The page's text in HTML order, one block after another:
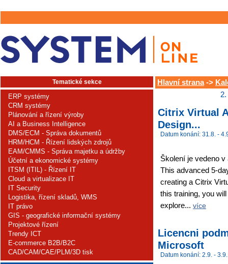
Tematické sekce
ERP systémy
CRM systémy
Plánování a řízení výroby
AI a Business Intelligence
DMS/ECM - Správa dokumentů
HRM/HCM - Řízení lidských zdrojů
EAM/CMMS - Správa majetku a údržby
Účetní a ekonomické systémy
ITSM (ITIL) - Řízení IT
Cloud a virtualizace IT
IT Security
Logistika, řízení skladů, WMS
IT právo
GIS - geografické informační systémy
Projektové řízení
Trendy ICT
E-commerce B2B/B2C
CAD/CAM/CAE/PLM/3D tisk
Hlavní strana->
Citrix Virtual
Design...
Datum konání: 31.8. -
Školení je vedeno
This advanced 5-
creating a Citrix
this training, you
explore... více
Licencni
Microsoft
Datum konání: 2.9. - 3.9.